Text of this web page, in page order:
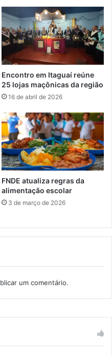
Encontro em Itaguaí reúne
25 lojas maçônicas da região
16 de abril de 2026
FNDE atualiza regras da
alimentação escolar
3 de março de 2026
um comentário.